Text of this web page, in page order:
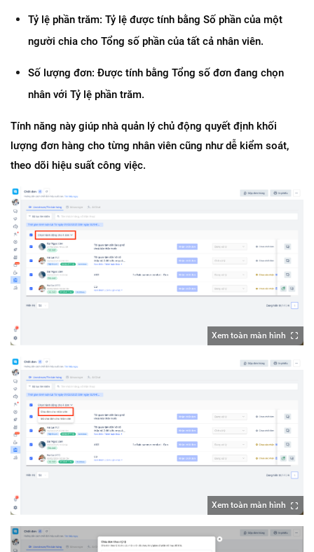
Tỷ lệ phần trăm: Tỷ lệ được tính bằng Số phần của một
người chia cho Tổng số phần của tất cả nhân viên.
Số lượng đơn: Được tính bằng Tổng số đơn đang chọn
nhân với Tỷ lệ phần trăm.
Tính năng này giúp nhà quản lý chủ động quyết định khối
lượng đơn hàng cho từng nhân viên cũng như dễ kiểm soát,
theo dõi hiệu suất công việc.
Xem toàn màn hình
Xem toàn màn hình